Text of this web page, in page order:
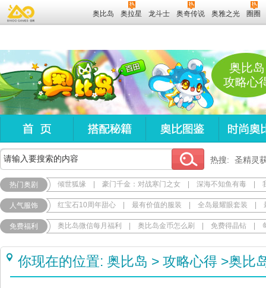
奥比岛 奥拉星 龙斗士 奥奇传说 奥雅之光 圈圈
奥比岛
攻略心
热搜: 圣精灵
热门奥剧 倾世狐缘 豪门千金：对战寒门之女 深海不知鱼有毒
人气服饰 红宝石10周年甜心 最有价值的服装 全岛最耀眼套装
免费福利 奥比岛微信每月福利 奥比岛金币怎么刷 免费得晶钻
你现在的位置: 奥比岛 > 攻略心得 >奥比